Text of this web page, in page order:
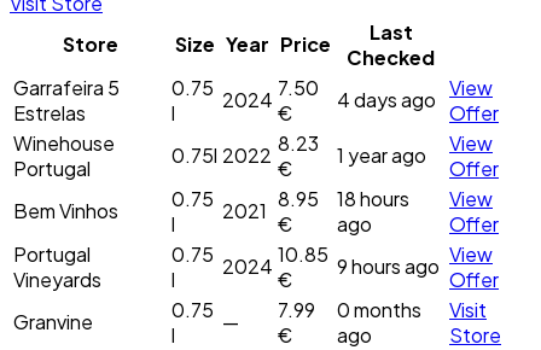
Store
Size Year Price
Last
Checked
Garrafeira 5
Estrelas
0.75
l
2024 7.50
€
4 days ago View
Offer
Winehouse
Portugal
0.75l 2022 8.23
€
1 year ago
View
Offer
Bem Vinhos
0.75
l
2021 8.95
€
18 hours
ago
View
Offer
Portugal
Vineyards
0.75
l
2024 10.85
€
9 hours ago View
Offer
Granvine
0.75
l
—
7.99
€
0 months
ago
Visit
Store